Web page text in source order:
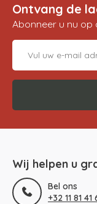
Ontvang de
Abonneer u nu op
Wij helpen u
Bel ons
+32 11 81 41